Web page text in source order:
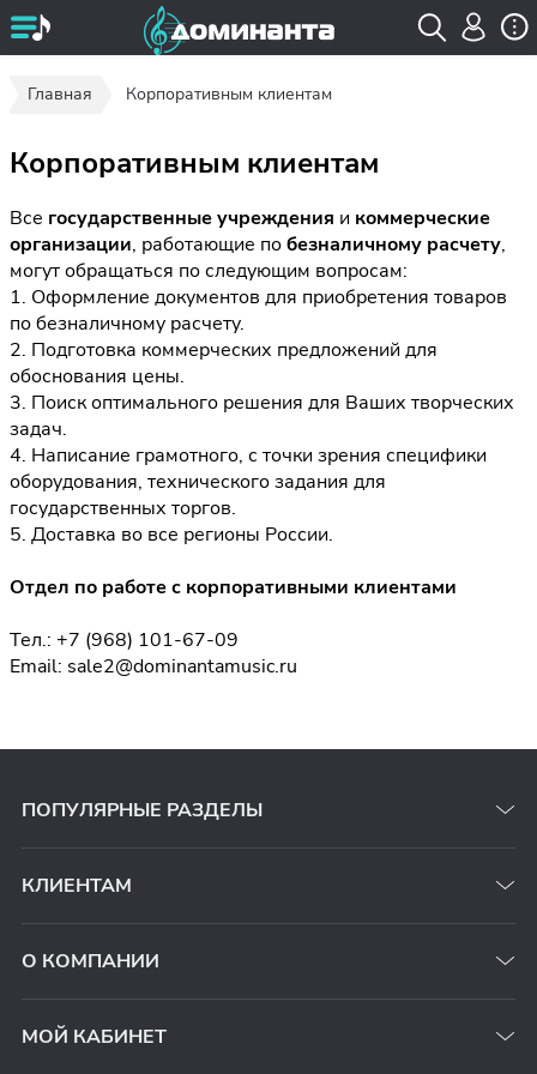
Главная Корпоративным клиентам
Корпоративным клиентам
Все государственные учреждения и коммерческие
организации, работающие побезналичному расчету,
могут обращаться по следующим вопросам:
1. Оформление документов для приобретения товаров
по безналичному расчету.
2. Подготовка коммерческих предложений для
обоснования цены.
3. Поиск оптимального решения для Ваших творческих
задач.
4. Написание грамотного, с точки зрения специфики
оборудования, технического задания для
государственных торгов.
5. Доставка во все регионы России.
Отдел по работе с корпоративными клиентами
Тел.: +7 (968) 101-67-09
Email: sale2@dominantamusic.ru
ПОПУЛЯРНЫЕ РАЗДЕЛЫ
КЛИЕНТАМ
О КОМПАНИИ
МОЙ КАБИНЕТ